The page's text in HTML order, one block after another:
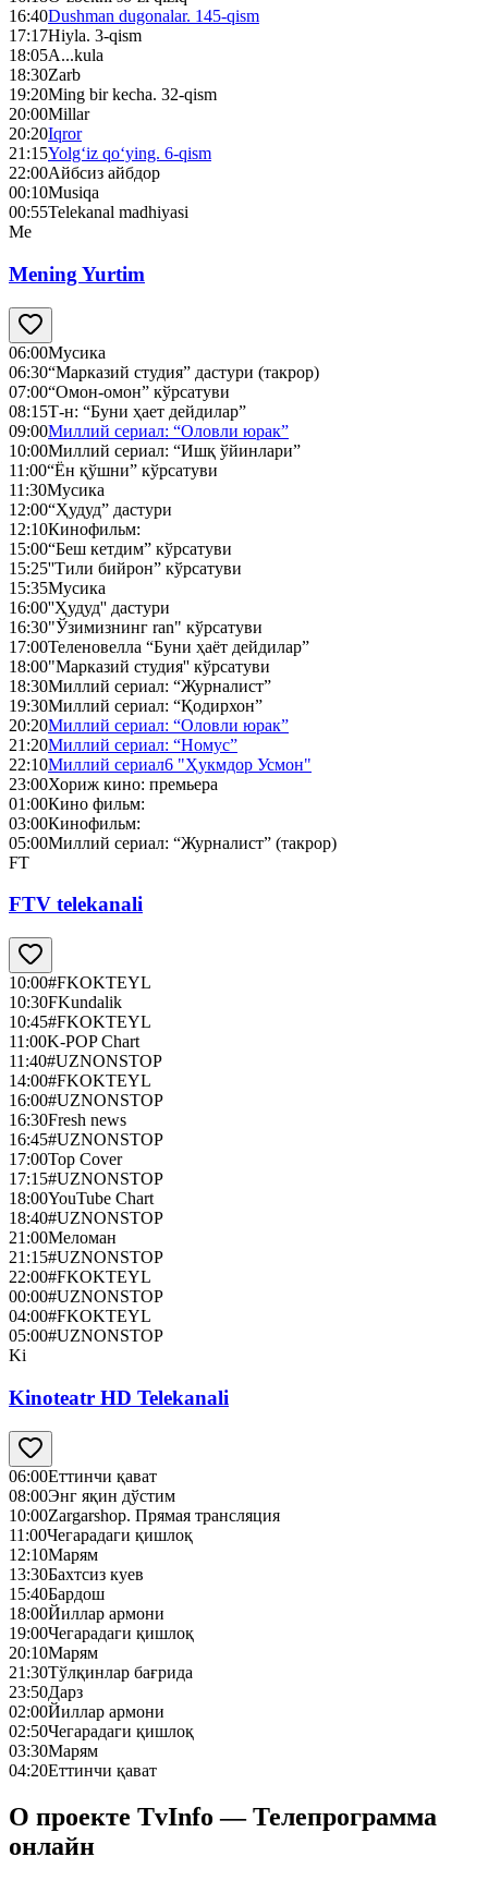
16:40Dushman dugonalar. 145-qism
17:17Hiyla. 3-qism
18:05A...kula
18:30Zarb
19:20Ming bir kecha. 32-qism
20:00Millar
20:20Iqror
21:15Yolg‘iz qo‘ying. 6-qism
22:00Айбсиз айбдор
00:10Musiqa
00:55Telekanal madhiyasi
Me
Mening Yurtim
06:00Мусика
06:30“Марказий студия” дастури (такрор)
07:00“Омон-омон” кўрсатуви
08:15Т-н: “Буни ҳает дейдилар”
09:00Миллий сериал: “Оловли юрак”
10:00Миллий сериал: “Ишқ ўйинлари”
11:00“Ён қўшни” кўрсатуви
11:30Мусика
12:00“Ҳудуд” дастури
12:10Кинофильм:
15:00“Беш кетдим” кўрсатуви
15:25''Тили бийрон” кўрсатуви
15:35Мусика
16:00''Ҳудуд'' дастури
16:30"Ўзимизнинг ran" кўрсатуви
17:00Теленовелла “Буни ҳаёт дейдилар”
18:00"Марказий студия'' кўрсатуви
18:30Миллий сериал: “Журналист”
19:30Миллий сериал: “Қодирхон”
20:20Миллий сериал: “Оловли юрак”
21:20Миллий сериал: “Номус”
22:10Миллий сериал6 "Ҳукмдор Усмон"
23:00Хориж кино: премьера
01:00Кино фильм:
03:00Кинофильм:
05:00Миллий сериал: “Журналист” (такрор)
FT
FTV telekanali
10:00#FKOKTEYL
10:30FKundalik
10:45#FKOKTEYL
11:00K-POP Chart
11:40#UZNONSTOP
14:00#FKOKTEYL
16:00#UZNONSTOP
16:30Fresh news
16:45#UZNONSTOP
17:00Top Cover
17:15#UZNONSTOP
18:00YouTube Chart
18:40#UZNONSTOP
21:00Меломан
21:15#UZNONSTOP
22:00#FKOKTEYL
00:00#UZNONSTOP
04:00#FKOKTEYL
05:00#UZNONSTOP
Ki
Kinoteatr HD Telekanali
06:00Еттинчи қават
08:00Энг яқин дўстим
10:00Zargarshop. Прямая трансляция
11:00Чегарадаги қишлоқ
12:10Марям
13:30Бахтсиз куев
15:40Бардош
18:00Йиллар армони
19:00Чегарадаги қишлоқ
20:10Марям
21:30Тўлқинлар бағрида
23:50Дарз
02:00Йиллар армони
02:50Чегарадаги қишлоқ
03:30Марям
04:20Еттинчи қават
О проекте TvInfo — Телепрограмма
онлайн